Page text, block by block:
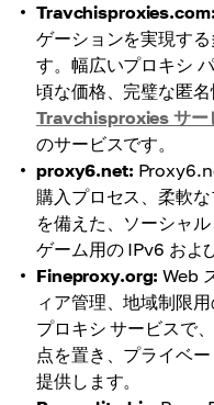
Travchisproxies.com:
ゲーションを実現す
す。幅広いプロキシ
頃な価格、完璧な匿名
Travchisproxies サー
のサービスです。
proxy6.net:
購入プロセス、柔軟
を備えた、ソーシャ
ゲーム用の IPv6 およ
Fineproxy.org: Web
ィア管理、地域制限
プロキシ サービスで
点を置き、プライベ
提供します。